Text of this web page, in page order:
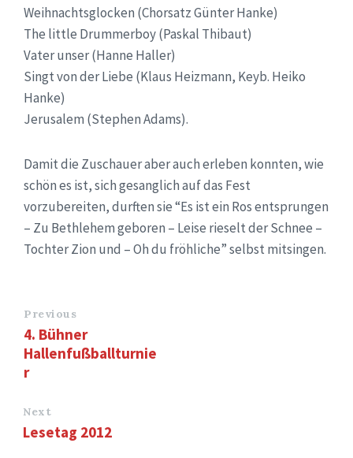
Weihnachtsglocken (Chorsatz Günter Hanke)
The little Drummerboy (Paskal Thibaut)
Vater unser (Hanne Haller)
Singt von der Liebe (Klaus Heizmann, Keyb. Heiko
Hanke)
Jerusalem (Stephen Adams).
Damit die Zuschauer aber auch erleben konnten, wie
schön es ist, sich gesanglich auf das Fest
vorzubereiten, durften sie “Es ist ein Ros entsprungen
– Zu Bethlehem geboren – Leise rieselt der Schnee –
Tochter Zion und – Oh du fröhliche” selbst mitsingen.
Previous
4. Bühner
Hallenfußballturnie
r
Next
Lesetag 2012